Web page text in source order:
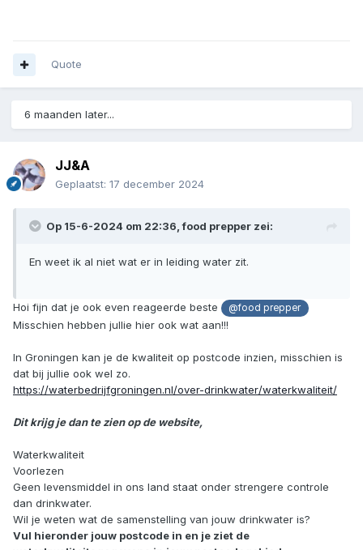
Wat komt er in:
Voeding en medicatie voor een week.
Indeling vanaf de grond:
1. Water.
3. Nutsvoorziening.
4. Survival voorziening.
Het eerste wat ik nu ga doen is zorgen dat onderin de boel
vol komt te staan met pakken water, makkelijk stapelbaar en
goed te rouleren i.v.m. houdbaarheid. Ik wil minimaal 2 liter
moet hebben. De ruimte wat vervolgens overblijft, kan ik
gebruiken voor potten en/of blikken. Ik zet dit op de grond
omdat bij een hoge waterstand (om welke reden dan ook)
boel nat worden op de vloer, dan staat dit prima zonder
rioleringen het begeven, ik niet mijn kwetsbare spullen in de
stront krijg te zitten (je weet maar nooit).
Voor potten en blikken pak ik voeding wat ik ook dagelijks
gebruik, ook hier wil ik rouleren en niet wachten tot de
uiterste houdbaarheidsdatum. Ik ga niet voor voeding waar
Quote
6 maanden later...
JJ&A
Geplaatst: 17 december 2024
Op 15-6-2024 om 22:36,food prepper zei:
En weet ik al niet wat er in leiding water zit.
Hoi fijn dat je ook even reageerde beste @food prepper
Misschien hebben jullie hier ook wat aan!!!
In Groningen kan je de kwaliteit op postcode inzien, misschien is
dat bij jullie ook wel zo.
https://waterbedrijfgroningen.nl/over-drinkwater/waterkwaliteit/
Dit krijg je dan te zien op de website,
Waterkwaliteit
Voorlezen
Geen levensmiddel in ons land staat onder strengere controle
dan drinkwater.
Wil je weten wat de samenstelling van jouw drinkwater is?
Vul hieronder jouw postcode in en je ziet de